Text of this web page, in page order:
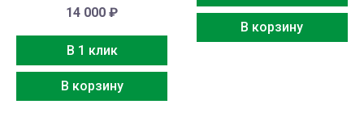
14 000₽
В 1 клик
В корзину
В корзину